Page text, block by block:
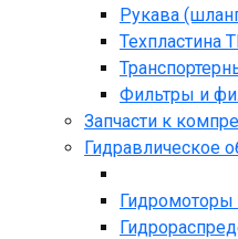
Рукава
Фильтры и
Запчасти к
Гидравлическое
Гидромоторы